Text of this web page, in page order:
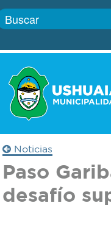
Boletín
Defensa
Gobierno
Trámites
Transparencia
Noticias
Paso
desafío